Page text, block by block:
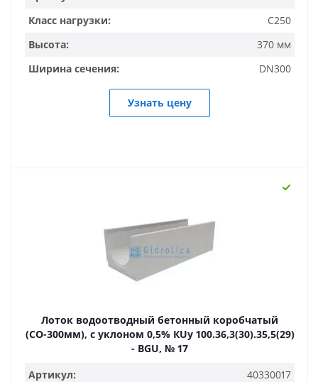
Класс нагрузки:
C250
Высота:
370 мм
Ширина сечения:
DN300
Узнать цену
Лоток водоотводный бетонный коробчатый
(СО-300мм), с уклоном 0,5% КUу 100.36,3(30).35,5(29)
- BGU, № 17
Артикул:
40330017